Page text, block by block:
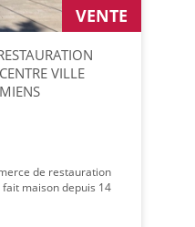
VENTE
VILLE
de restauration
fait maison depuis 14